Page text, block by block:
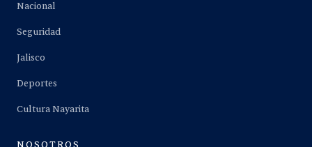
Nacional
Seguridad
Jalisco
Deportes
Cultura Nayarita